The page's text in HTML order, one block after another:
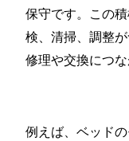
保守です。この
検、清掃、調整
修理や交換につな
例えば、ベッド